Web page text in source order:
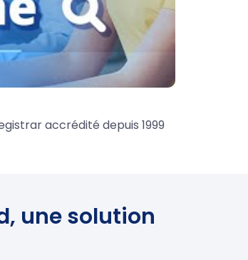
accrédité depuis 1999
une solution